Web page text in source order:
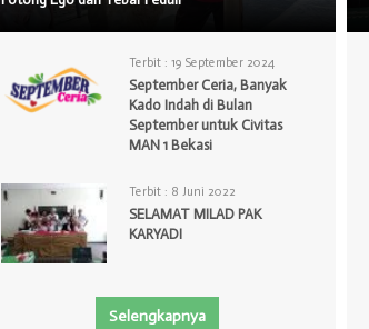
Terbit : 19 September 2024
September Ceria, Banyak
Kado Indah di Bulan
September untuk Civitas
MAN 1 Bekasi
Terbit : 8 Juni 2022
SELAMAT MILAD PAK
KARYADI
Selengkapnya